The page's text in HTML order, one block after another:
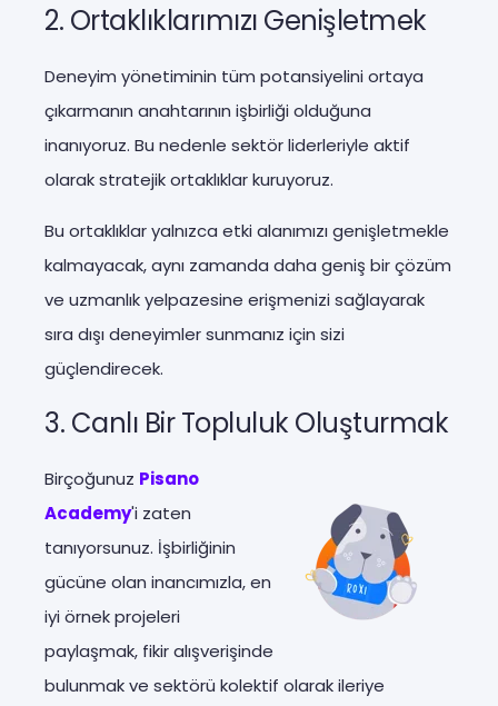
2. Ortaklıklarımızı Genişletmek
Deneyim yönetiminin tüm potansiyelini ortaya
çıkarmanın anahtarının işbirliği olduğuna
inanıyoruz. Bu nedenle sektör liderleriyle aktif
olarak stratejik ortaklıklar kuruyoruz.
Bu ortaklıklar yalnızca etki alanımızı genişletmekle
kalmayacak, aynı zamanda daha geniş bir çözüm
ve uzmanlık yelpazesine erişmenizi sağlayarak
sıra dışı deneyimler sunmanız için sizi
güçlendirecek.
3. Canlı Bir Topluluk Oluşturmak
Birçoğunuz Pisano
Academy'i zaten
tanıyorsunuz. İşbirliğinin
gücüne olan inancımızla, en
iyi örnek projeleri
paylaşmak, fikir alışverişinde
bulunmak ve sektörü kolektif olarak ileriye